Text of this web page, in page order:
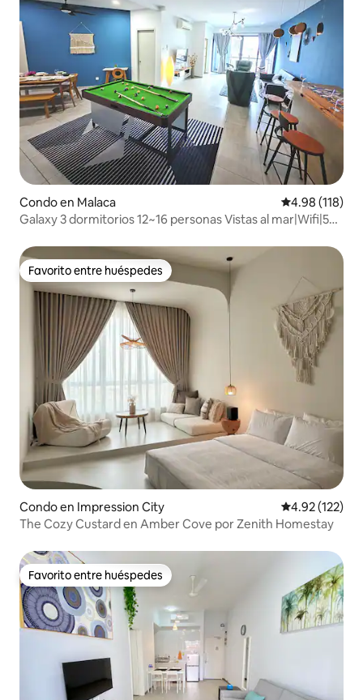
Condo en Malaca Calificación
4.98 (118)
Galaxy 3 dormitorios 12~16 personas Vistas al mar|Wifi|5
Favorito entre huéspedes
Favorito entre huéspedes
Condo en Impression City Calificación
4.92 (122)
The Cozy Custard en Amber Cove por Zenith Homestay
Favorito entre huéspedes
Favorito entre huéspedes